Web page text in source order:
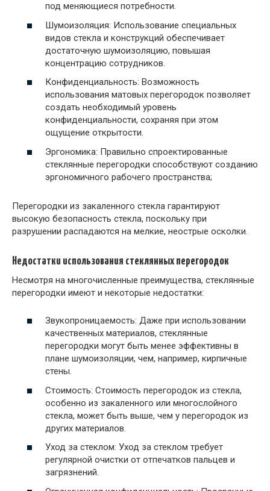
под меняющиеся потребности.
Шумоизоляция: Использование специальных
видов стекла и конструкций обеспечивает
достаточную шумоизоляцию, повышая
концентрацию сотрудников.
Конфиденциальность: Возможность
использования матовых перегородок позволяет
создать необходимый уровень
конфиденциальности, сохраняя при этом
ощущение открытости.
Эргономика: Правильно спроектированные
стеклянные перегородки способствуют созданию
эргономичного рабочего пространства;
Перегородки из закаленного стекла гарантируют
высокую безопасность стекла, поскольку при
разрушении распадаются на мелкие, неострые осколки.
Недостатки использования стеклянных перегородок
Несмотря на многочисленные преимущества, стеклянные
перегородки имеют и некоторые недостатки:
Звукопроницаемость: Даже при использовании
качественных материалов, стеклянные
перегородки могут быть менее эффективны в
плане шумоизоляции, чем, например, кирпичные
стены.
Стоимость: Стоимость перегородок из стекла,
особенно из закаленного или многослойного
стекла, может быть выше, чем у перегородок из
других материалов.
Уход за стеклом: Уход за стеклом требует
регулярной очистки от отпечатков пальцев и
загрязнений.